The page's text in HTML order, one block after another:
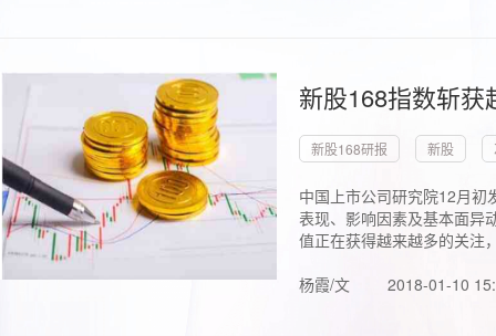
新股168指数斩
新股168研报 新股
中国上市公司研究院12月初
表现、影响因素及基本面异
值正在获得越来越多的关注
杨霞/文
2018-01-10